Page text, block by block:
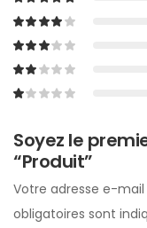
Soyez le
“Produit”
Votre adresse e-
obligatoires sont